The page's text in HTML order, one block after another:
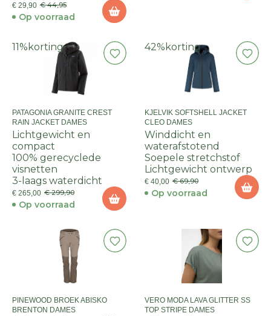
€ 29,90 € 44,95
Op voorraad
11% korting
PATAGONIA GRANITE CREST
RAIN JACKET DAMES
Lichtgewicht en
compact
100% gerecyclede
visnetten
3-laags waterdicht
€ 265,00 € 299,90
Op voorraad
42% korting
KJELVIK SOFTSHELL JACKET
CLEO DAMES
Winddicht en
waterafstotend
Soepele stretchstof
Lichtgewicht ontwerp
€ 40,00 € 69,90
Op voorraad
PINEWOOD BROEK ABISKO
BRENTON DAMES
VERO MODA LAVA GLITTER SS
TOP STRIPE DAMES